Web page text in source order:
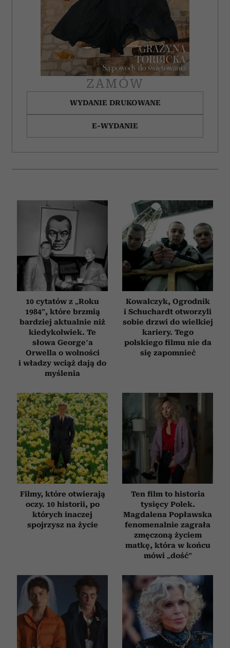
ZAMÓW
WYDANIE DRUKOWANE
E-WYDANIE
10 cytatów z „Roku
1984”, które brzmią
bardziej aktualnie niż
kiedykolwiek. Te
słowa George’a
Orwella o wolności
i władzy wciąż dają do
myślenia
Kowalczyk, Ogrodnik
i Schuchardt otworzyli
sobie drzwi do wielkiej
kariery. Tego
polskiego filmu nie da
się zapomnieć
Filmy, które otwierają
oczy. 10 historii, po
których inaczej
spojrzysz na życie
Ten film to historia
tysięcy Polek.
Magdalena Popławska
fenomenalnie zagrała
zmęczoną życiem
matkę, która w końcu
mówi „dość”